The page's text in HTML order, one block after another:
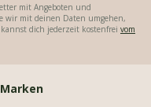
mit Angeboten und
wir mit deinen Daten umgehen,
dich jederzeit kostenfrei vom